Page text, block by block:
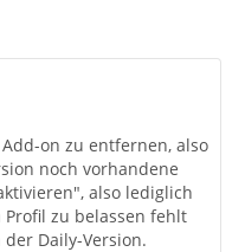
on zu entfernen, also
noch vorhandene
also lediglich
zu belassen fehlt
Daily-Version.